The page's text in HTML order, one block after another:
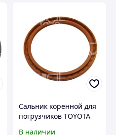
Сальник коренной для
погрузчиков TOYOTA
В наличии